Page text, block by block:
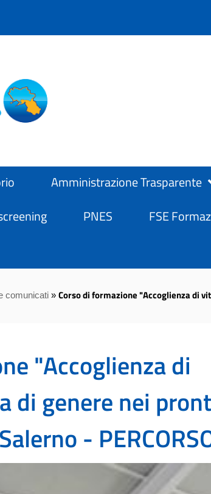
ASL Salerno
ASL Salerno
Amministrazione Trasparente
PNES FSE
comunicati» Corso di formazione "Accoglienza di
"Accoglienza di
di genere nei
-